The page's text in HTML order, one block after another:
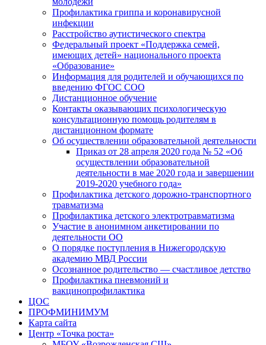
Профилактика гриппа и коронавирусной
инфекции
Расстройство аутистического спектра
Федеральный проект «Поддержка семей,
имеющих детей» национального проекта
«Образование»
Информация для родителей и обучающихся по
введению ФГОС СОО
Дистанционное обучение
Контакты оказывающих психологическую
консультационную помощь родителям в
дистанционном формате
Об осуществлении образовательной деятельности
Приказ от 28 апреля 2020 года № 52 «Об
осуществлении образовательной
деятельности в мае 2020 года и завершении
2019-2020 учебного года»
Профилактика детского дорожно-транспортного
травматизма
Профилактика детского электротравматизма
Участие в анонимном анкетировании по
деятельности ОО
О порядке поступления в Нижегородскую
академию МВД России
Осознанное родительство — счастливое детство
Профилактика пневмоний и
вакцинопрофилактика
ЦОС
ПРОФМИНИМУМ
Карта сайта
Центр «Точка роста»